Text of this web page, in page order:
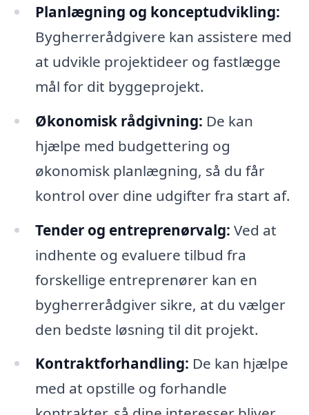
Planlægning og konceptudvikling:
Bygherrerådgivere kan assistere med
at udvikle projektideer og fastlægge
mål for dit byggeprojekt.
Økonomisk rådgivning: De kan
hjælpe med budgettering og
økonomisk planlægning, så du får
kontrol over dine udgifter fra start af.
Tender og entreprenørvalg: Ved at
indhente og evaluere tilbud fra
forskellige entreprenører kan en
bygherrerådgiver sikre, at du vælger
den bedste løsning til dit projekt.
Kontraktforhandling: De kan hjælpe
med at opstille og forhandle